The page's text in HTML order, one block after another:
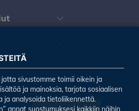
sivustomme toimii oikein ja
ja mainoksia, tarjota sosiaalisen
ja analysoida tietoliikennettä.
annat suostumuksesi kaikkiin näihin